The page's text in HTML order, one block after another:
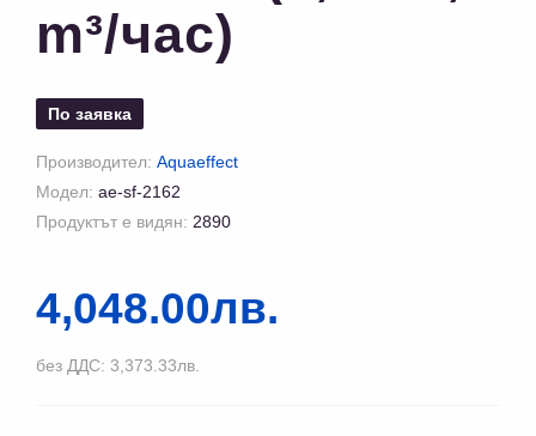
m³/час)
По заявка
Производител: Aquaeffect
Модел: ae-sf-2162
Продуктът е видян: 2890
4,048.00лв.
без ДДС: 3,373.33лв.